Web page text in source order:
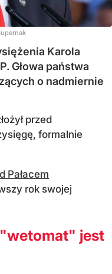
Karola
Głowa państwa
o nadmiernie
przed
formalnie
Pałacem
rok swojej
jest